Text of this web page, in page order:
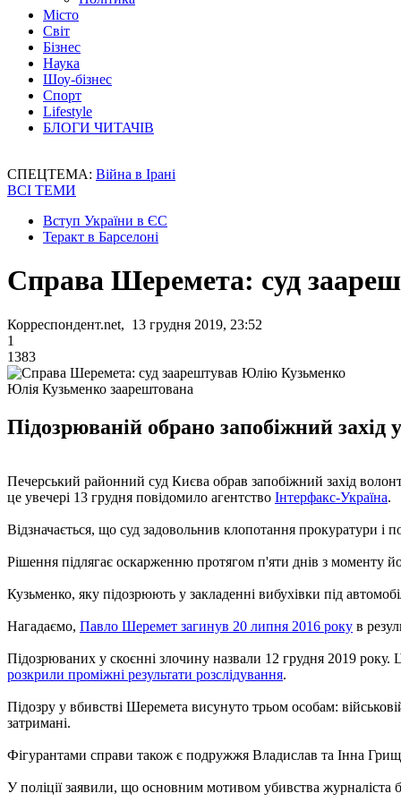
Місто
Світ
Бізнес
Наука
Шоу-бізнес
Спорт
Lifestyle
БЛОГИ ЧИТАЧІВ
СПЕЦТЕМА: Війна в Ірані
ВСІ ТЕМИ
Вступ України в ЄС
Теракт в Барселоні
Справа Шеремета: суд
Корреспондент.net, 13 грудня 2019, 23:52
1
1383
Юлія Кузьменко заарештована
Підозрюваній обрано запобіжний
Печерський районний суд Києва обрав запобіжний захід
це увечері 13 грудня повідомило агентство Інтерфакс-Україна.
Відзначається, що суд задовольнив клопотання прокуратури і
Рішення підлягає оскарженню протягом п'яти днів з моменту
Кузьменко, яку підозрюють у закладенні вибухівки під
Нагадаємо, Павло Шеремет загинув 20 липня 2016 року в
Підозрюваних у скоєнні злочину назвали 12 грудня 2019
розкрили проміжні результати розслідування.
Підозру у вбивстві Шеремета висунуто трьом особам:
затримані.
Фігурантами справи також є подружжя Владислав та Інна
У поліції заявили, що основним мотивом убивства журналіста